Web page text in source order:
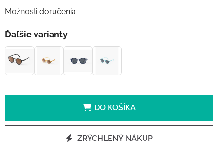
Možnosti doručenia
Ďaľšie varianty
DO KOŠÍKA
ZRÝCHLENÝ NÁKUP